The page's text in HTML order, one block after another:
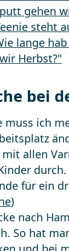
bei
ich
allen
durch.
für ein
)
nach
So hat